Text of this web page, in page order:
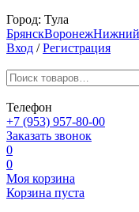
Город: Тула
БрянскВоронежНижний
Вход / Регистрация
Телефон
+7 (953) 957-80-00
Заказать звонок
0
0
Моя корзина
Корзина пуста